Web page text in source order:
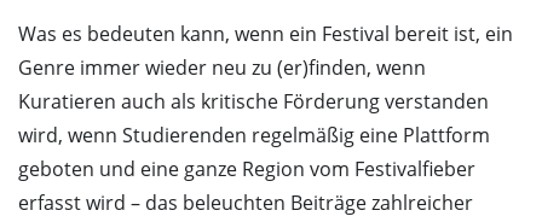
Was es bedeuten kann, wenn ein Festival bereit ist, ein
Genre immer wieder neu zu (er)finden, wenn
Kuratieren auch als kritische Förderung verstanden
wird, wenn Studierenden regelmäßig eine Plattform
geboten und eine ganze Region vom Festivalfieber
erfasst wird – das beleuchten Beiträge zahlreicher